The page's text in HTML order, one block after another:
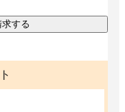
する